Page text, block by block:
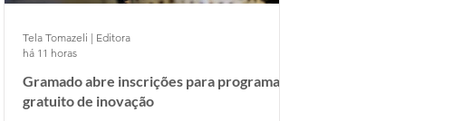
Gramado abre inscrições para programa
gratuito de inovação
Tela Tomazeli | Editora
há 11 horas